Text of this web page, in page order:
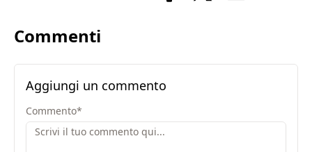
Commenti
Aggiungi un commento
Commento*